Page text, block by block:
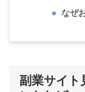
なぜ
副業サイト